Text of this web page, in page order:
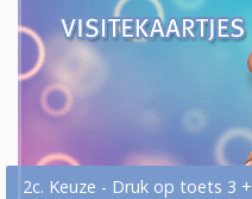
2c. Keuze - Druk op toets 3 +